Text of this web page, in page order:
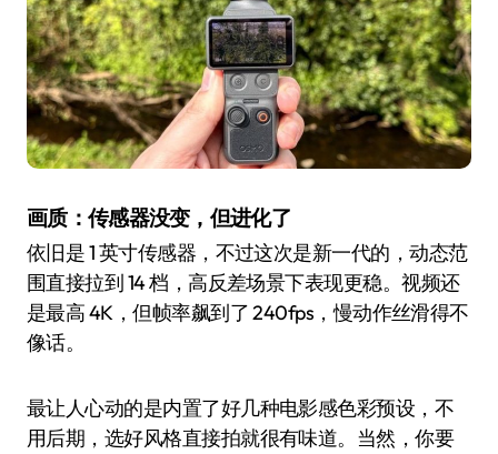
画质：传感器没变，但进化了
依旧是 1 英寸传感器，不过这次是新一代的，动态范
围直接拉到 14 档，高反差场景下表现更稳。视频还
是最高 4K，但帧率飙到了 240fps，慢动作丝滑得不
像话。
最让人心动的是内置了好几种电影感色彩预设，不
用后期，选好风格直接拍就很有味道。当然，你要